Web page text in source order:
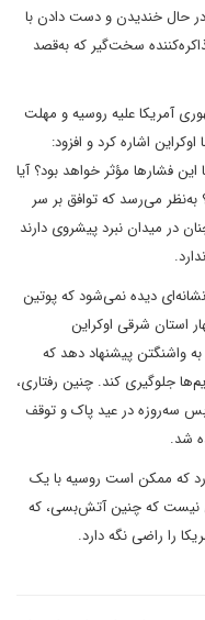
حال خندیدن و دست دادن با
سخت‌گیر که به‌قصد
آمریکا علیه روسیه و مهلت
اشاره کرد و افزود:
این فشارها مؤثر خواهد بود؟ آیا
به‌نظر می‌رسد که توافق بر سر
در میدان نبرد پیشروی دارند
دیده نمی‌شود که پوتین
استان شرقی اوکراین
واشنگتن پیشنهاد دهد که
جلوگیری کند. چنین رفتاری،
سه‌روزه در عید پاک و توقف
که ممکن است روسیه با یک
که چنین آتش‌بسی، که
را راضی نگه دارد.